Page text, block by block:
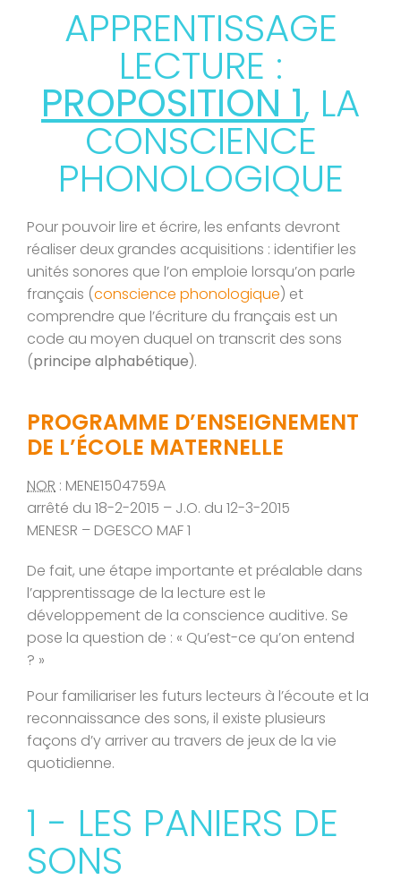
APPRENTISSAGE
LECTURE :
PROPOSITION 1, LA
CONSCIENCE
PHONOLOGIQUE
Pour pouvoir lire et écrire, les enfants devront
réaliser deux grandes acquisitions : identifier les
unités sonores que l’on emploie lorsqu’on parle
français (conscience phonologique) et
comprendre que l’écriture du français est un
code au moyen duquel on transcrit des sons
(principe alphabétique).
PROGRAMME D’ENSEIGNEMENT
DE L’ÉCOLE MATERNELLE
NOR : MENE1504759A
arrêté du 18-2-2015 – J.O. du 12-3-2015
MENESR – DGESCO MAF 1
De fait, une étape importante et préalable dans
l’apprentissage de la lecture est le
développement de la conscience auditive. Se
pose la question de : « Qu’est-ce qu’on entend
? »
Pour familiariser les futurs lecteurs à l’écoute et la
reconnaissance des sons, il existe plusieurs
façons d’y arriver au travers de jeux de la vie
quotidienne.
1 - LES PANIERS DE
SONS